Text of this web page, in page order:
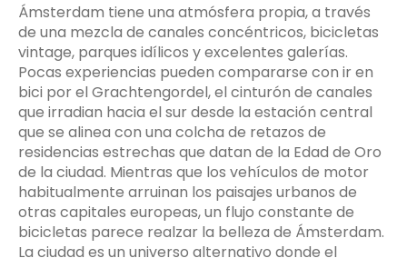
Ámsterdam tiene una atmósfera propia, a través
de una mezcla de canales concéntricos, bicicletas
vintage, parques idílicos y excelentes galerías.
Pocas experiencias pueden compararse con ir en
bici por el Grachtengordel, el cinturón de canales
que irradian hacia el sur desde la estación central
que se alinea con una colcha de retazos de
residencias estrechas que datan de la Edad de Oro
de la ciudad. Mientras que los vehículos de motor
habitualmente arruinan los paisajes urbanos de
otras capitales europeas, un flujo constante de
bicicletas parece realzar la belleza de Ámsterdam.
La ciudad es un universo alternativo donde el